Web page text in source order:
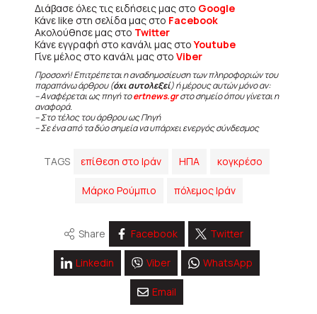
Διάβασε όλες τις ειδήσεις μας στο Google
Κάνε like στη σελίδα μας στο Facebook
Ακολούθησε μας στο Twitter
Κάνε εγγραφή στο κανάλι μας στοYoutube
Γίνε μέλος στο κανάλι μας στο Viber
Προσοχή! Επιτρέπεται η αναδημοσίευση των πληροφοριών του
παραπάνω άρθρου (όχι αυτολεξεί) ή μέρους αυτών μόνο αν:
– Αναφέρεται ως πηγή τοertnews.grστο σημείο όπου γίνεται η
αναφορά.
– Στο τέλος του άρθρου ως Πηγή
– Σε ένα από τα δύο σημεία να υπάρχει ενεργός σύνδεσμος
TAGS επίθεση στο Ιράν ΗΠΑ κογκρέσο
Μάρκο Ρούμπιο πόλεμος Ιράν
Share Facebook Twitter
Linkedin Viber WhatsApp
Email